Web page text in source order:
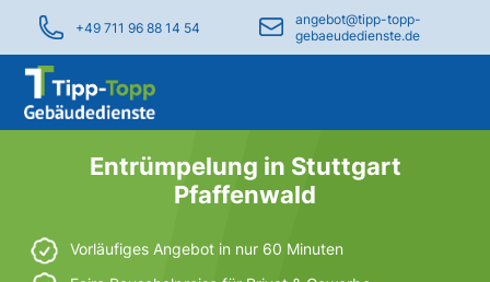
+49 711 96 88 14 54
angebot@tipp-topp-
gebaeudedienste.de
Entrümpelung in Stuttgart
Pfaffenwald
Vorläufiges Angebot in nur 60 Minuten